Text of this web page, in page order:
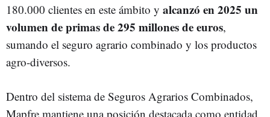
180.000 clientes en este ámbito y alcanzó en 2025 un
volumen de primas de 295 millones de euros,
sumando el seguro agrario combinado y los productos
agro-diversos.
Dentro del sistema de Seguros Agrarios Combinados,
Mapfre mantiene una posición destacada como entidad